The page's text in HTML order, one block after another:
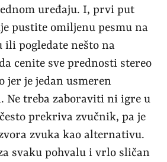
uređaju. I, prvi put
pustite omiljenu pesmu na
ili pogledate nešto na
cenite sve prednosti stereo
jer je jedan usmeren
Ne treba zaboraviti ni igre u
prekriva zvučnik, pa je
zvuka kao alternativu.
svaku pohvalu i vrlo sličan